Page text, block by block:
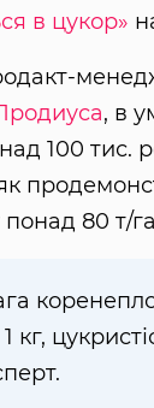
в цукор»
, в
100 тис.
80 т/
кг,